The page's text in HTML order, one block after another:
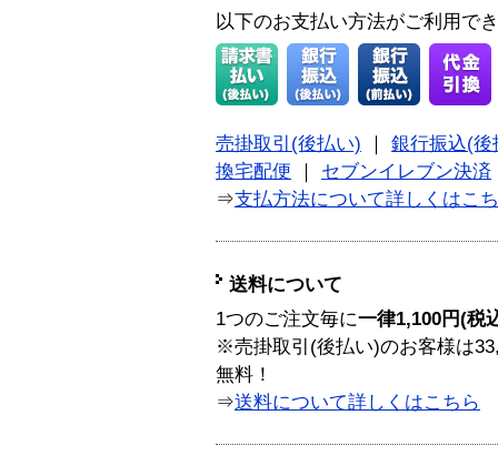
以下のお支払い方法がご利用で
売掛取引(後払い)
銀行振込(後
換宅配便
セブンイレブン決済
⇒支払方法について詳しくはこ
送料について
1つのご注文毎に一律1,100円(税
※売掛取引(後払い)のお客様は
無料！
⇒送料について詳しくはこちら